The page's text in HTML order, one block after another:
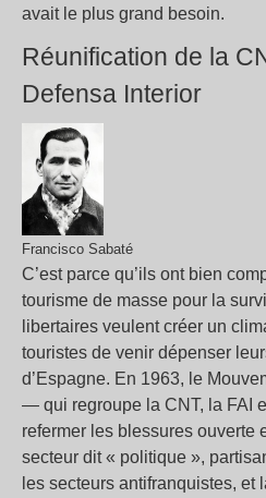
avait le plus grand besoin.
Réunification de la
Defensa Interior
Francisco Sabaté
C’est parce qu’ils ont bien
tourisme de masse pour la
libertaires veulent créer un
touristes de venir dépenser
d’Espagne. En 1963, le
— qui regroupe la CNT, la FAI
refermer les blessures ouverte
secteur dit « politique »,
les secteurs antifranquistes, et